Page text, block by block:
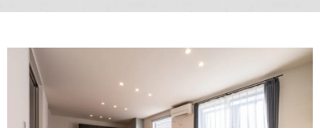
むぎくらについて